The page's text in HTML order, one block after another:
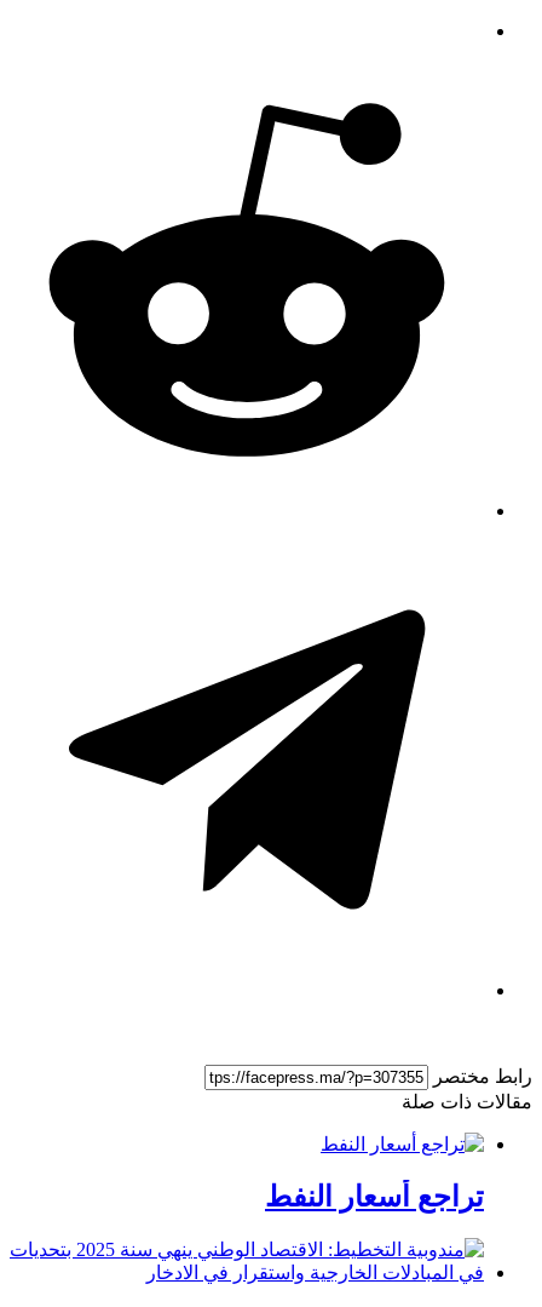
مختصر
ذات صلة
تراجع أسعار النفط